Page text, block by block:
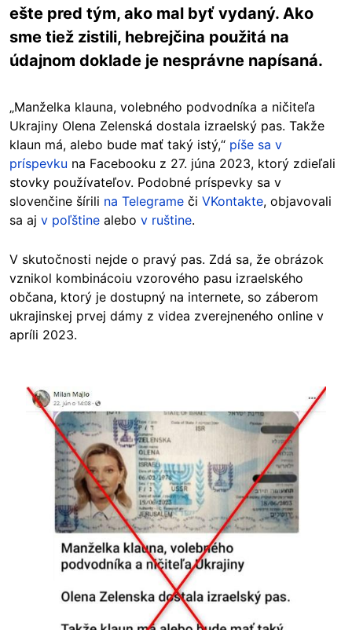
ešte pred tým, ako mal byť vydaný. Ako
sme tiež zistili, hebrejčina použitá na
údajnom doklade je nesprávne napísaná.
„Manželka klauna, volebného podvodníka a ničiteľa
Ukrajiny Olena Zelenská dostala izraelský pas. Takže
klaun má, alebo bude mať taký istý,“ píše sa v
príspevku na Facebooku z 27. júna 2023, ktorý zdieľali
stovky používateľov. Podobné príspevky sa v
slovenčine šírili na Telegrame či VKontakte, objavovali
sa aj v poľštine alebo v ruštine.
V skutočnosti nejde o pravý pas. Zdá sa, že obrázok
vznikol kombinácoiu vzorového pasu izraelského
občana, ktorý je dostupný na internete, so záberom
ukrajinskej prvej dámy z videa zverejneného online v
apríli 2023.
Image